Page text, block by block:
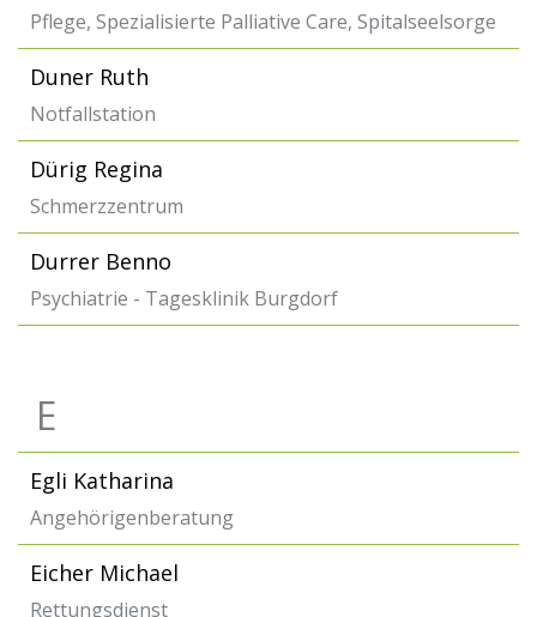
Pflege, Spezialisierte Palliative Care, Spitalseelsorge
Duner Ruth
Notfallstation
Dürig Regina
Schmerzzentrum
Durrer Benno
Psychiatrie - Tagesklinik Burgdorf
E
Egli Katharina
Angehörigenberatung
Eicher Michael
Rettungsdienst